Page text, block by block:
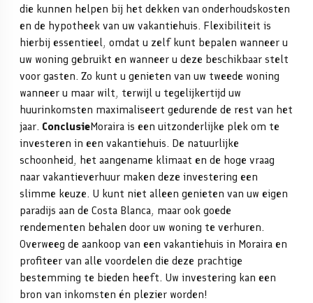
die kunnen helpen bij het dekken van onderhoudskosten
en de hypotheek van uw vakantiehuis. Flexibiliteit is
hierbij essentieel, omdat u zelf kunt bepalen wanneer u
uw woning gebruikt en wanneer u deze beschikbaar stelt
voor gasten. Zo kunt u genieten van uw tweede woning
wanneer u maar wilt, terwijl u tegelijkertijd uw
huurinkomsten maximaliseert gedurende de rest van het
jaar. ConclusieMoraira is een uitzonderlijke plek om te
investeren in een vakantiehuis. De natuurlijke
schoonheid, het aangename klimaat en de hoge vraag
naar vakantieverhuur maken deze investering een
slimme keuze. U kunt niet alleen genieten van uw eigen
paradijs aan de Costa Blanca, maar ook goede
rendementen behalen door uw woning te verhuren.
Overweeg de aankoop van een vakantiehuis in Moraira en
profiteer van alle voordelen die deze prachtige
bestemming te bieden heeft. Uw investering kan een
bron van inkomsten én plezier worden!